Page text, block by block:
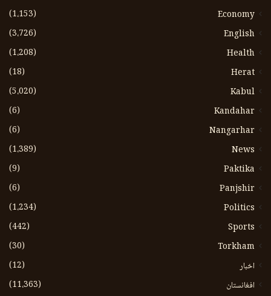
Economy
(1،153)
English
(3،726)
Health
(1،208)
Herat
(18)
Kabul
(5،020)
Kandahar
(6)
Nangarhar
(6)
News
(1،389)
Paktika
(9)
Panjshir
(6)
Politics
(1،234)
Sports
(442)
Torkham
(30)
اخبار
(12)
افغانستان
(11،363)